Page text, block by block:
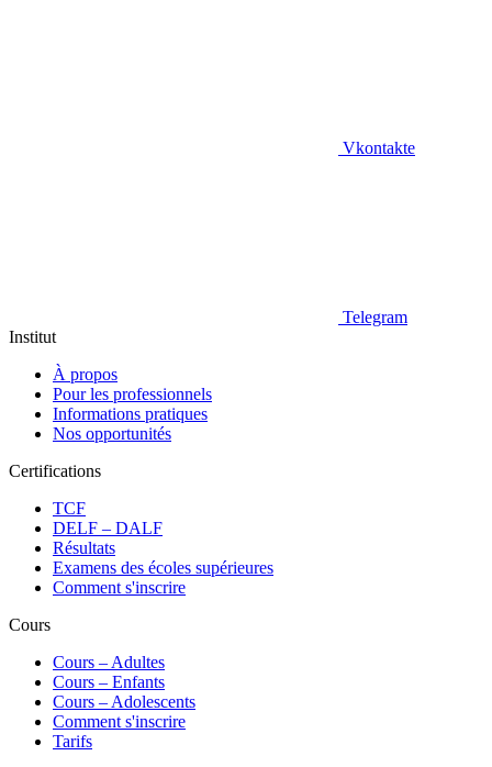
Vkontakte
Telegram
Institut
À propos
Pour les professionnels
Informations pratiques
Nos opportunités
Certifications
TCF
DELF – DALF
Résultats
Examens des écoles supérieures
Comment s'inscrire
Cours
Сours – Adultes
Cours – Enfants
Cours – Adolescents
Comment s'inscrire
Tarifs